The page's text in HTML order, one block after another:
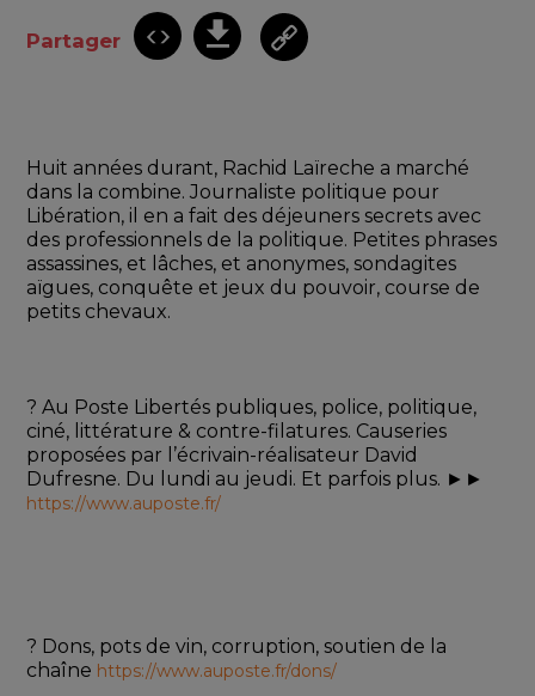
Partager
Huit années durant, Rachid Laïreche a marché
dans la combine. Journaliste politique pour
Libération, il en a fait des déjeuners secrets avec
des professionnels de la politique. Petites phrases
assassines, et lâches, et anonymes, sondagites
aïgues, conquête et jeux du pouvoir, course de
petits chevaux.
? Au Poste Libertés publiques, police, politique,
ciné, littérature & contre-filatures. Causeries
proposées par l’écrivain-réalisateur David
https://www.auposte.fr/
? Dons, pots de vin, corruption, soutien de la
chaîne https://www.auposte.fr/dons/